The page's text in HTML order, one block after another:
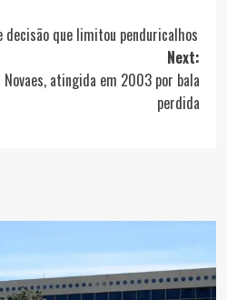
decisão que limitou penduricalhos
Next:
atingida em 2003 por bala
perdida